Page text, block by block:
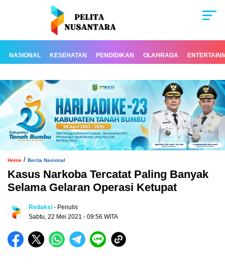
NASIONAL KESEHATAN PENDIDIKAN OLAHRAGA
Home / Berita Nasional
Kasus Narkoba Tercatat Paling Banyak
Selama Gelaran Operasi Ketupat
Redaksi - Penulis
Sabtu, 22 Mei 2021 - 09:56 WITA